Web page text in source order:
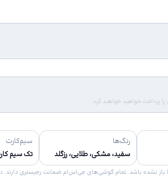
پرداخت خواهید خواهید کرد.
رنگ‌ها
سفید، مشکی، طلایی، رزگلد
سیم‌کارت
تک سیم